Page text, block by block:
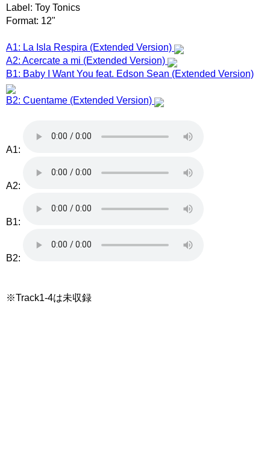
Label: Toy Tonics
Format: 12"
A1: La Isla Respira (Extended Version)
A2: Acercate a mi (Extended Version)
B1: Baby I Want You feat. Edson Sean (Extended Version)
B2: Cuentame (Extended Version)
A1:
A2:
B1:
B2:
※Track1-4は未収録